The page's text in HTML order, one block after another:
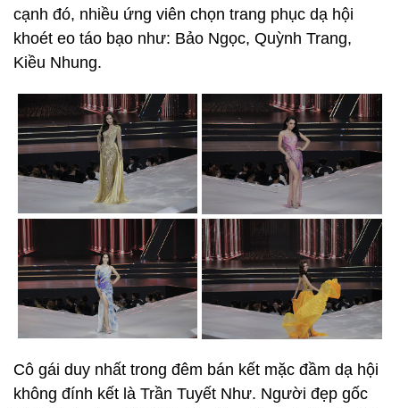
cạnh đó, nhiều ứng viên chọn trang phục dạ hội
khoét eo táo bạo như: Bảo Ngọc, Quỳnh Trang,
Kiều Nhung.
Cô gái duy nhất trong đêm bán kết mặc đầm dạ hội
không đính kết là Trần Tuyết Như. Người đẹp gốc